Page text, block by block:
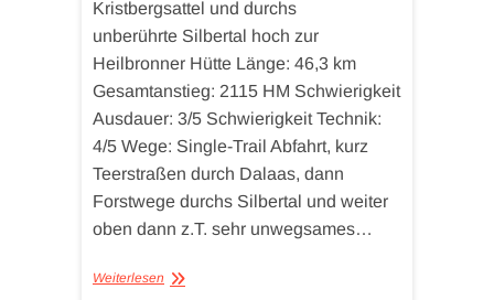
Kristbergsattel und durchs
unberührte Silbertal hoch zur
Heilbronner Hütte Länge: 46,3 km
Gesamtanstieg: 2115 HM Schwierigkeit
Ausdauer: 3/5 Schwierigkeit Technik:
4/5 Wege: Single-Trail Abfahrt, kurz
Teerstraßen durch Dalaas, dann
Forstwege durchs Silbertal und weiter
oben dann z.T. sehr unwegsames…
Weiterlesen